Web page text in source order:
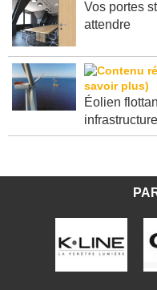
Vos portes
Éolien